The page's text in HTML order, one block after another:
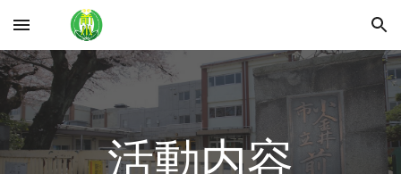
Skip to main content Skip to navigation
活動内容